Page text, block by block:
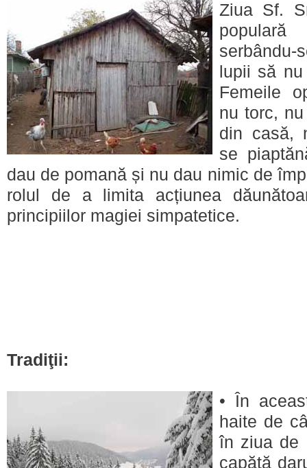
Ziua Sf.
serbându-
lupii să
Femeile
nu torc,
din casă,
se
dau de pomană și nu dau nimic de
rolul de a limita acțiunea
principiilor magiei simpatetice.
Tradiţii:
• În
haite de
în ziua de
capătă